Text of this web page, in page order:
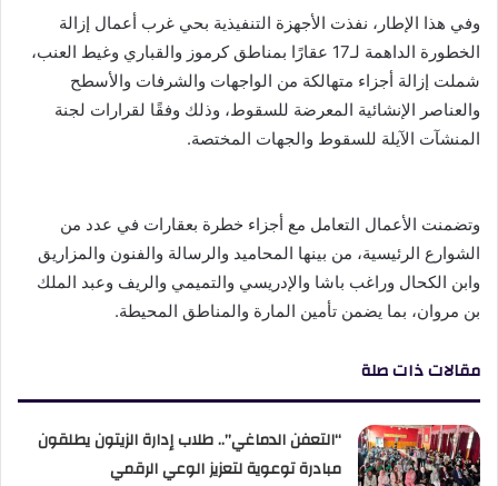
وفي هذا الإطار، نفذت الأجهزة التنفيذية بحي غرب أعمال إزالة
الخطورة الداهمة لـ17 عقارًا بمناطق كرموز والقباري وغيط العنب،
شملت إزالة أجزاء متهالكة من الواجهات والشرفات والأسطح
والعناصر الإنشائية المعرضة للسقوط، وذلك وفقًا لقرارات لجنة
المنشآت الآيلة للسقوط والجهات المختصة.
وتضمنت الأعمال التعامل مع أجزاء خطرة بعقارات في عدد من
الشوارع الرئيسية، من بينها المحاميد والرسالة والفنون والمزاريق
وابن الكحال وراغب باشا والإدريسي والتميمي والريف وعبد الملك
بن مروان، بما يضمن تأمين المارة والمناطق المحيطة.
مقالات ذات صلة
“التعفن الدماغي”.. طلاب إدارة الزيتون يطلقون
مبادرة توعوية لتعزيز الوعي الرقمي